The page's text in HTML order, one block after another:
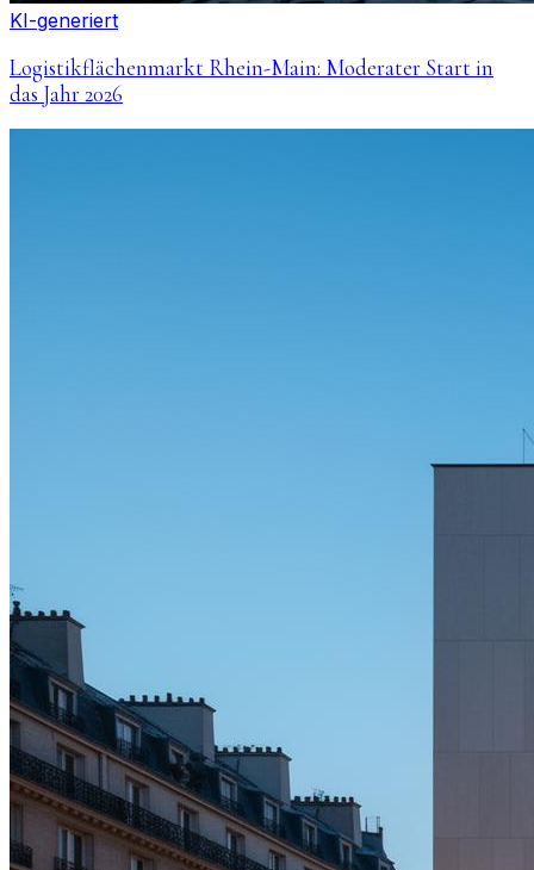
KI-generiert
Logistikflächenmarkt Rhein-Main: Moderater Start in
das Jahr 2026